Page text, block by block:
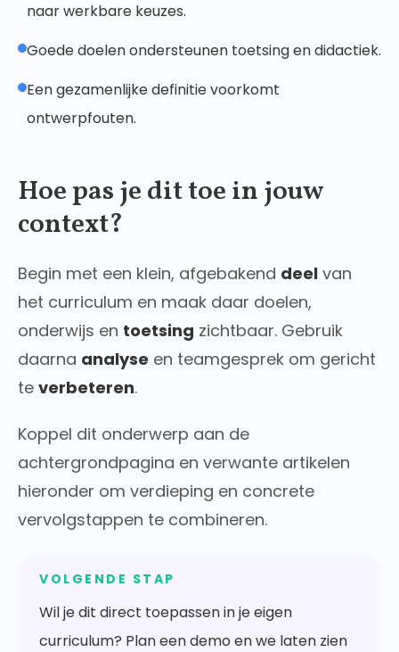
naar werkbare keuzes.
Goede doelen ondersteunen toetsing en didactiek.
Een gezamenlijke definitie voorkomt
ontwerpfouten.
Hoe pas je dit toe in jouw
context?
Begin met een klein, afgebakend deel van
het curriculum en maak daar doelen,
onderwijs en toetsing zichtbaar. Gebruik
daarna analyse en teamgesprek om gericht
te verbeteren.
Koppel dit onderwerp aan de
achtergrondpagina en verwante artikelen
hieronder om verdieping en concrete
vervolgstappen te combineren.
VOLGENDE STAP
Wil je dit direct toepassen in je eigen
curriculum? Plan een demo en we laten zien